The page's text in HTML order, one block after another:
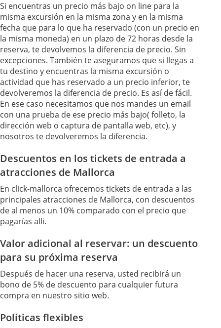
Si encuentras un precio más bajo on line para la
misma excursión en la misma zona y en la misma
fecha que para lo que ha reservado (con un precio en
la misma moneda) en un plazo de 72 horas desde la
reserva, te devolvemos la diferencia de precio. Sin
excepciones. También te aseguramos que si llegas a
tu destino y encuentras la misma excursión o
actividad que has reservado a un precio inferior, te
devolveremos la diferencia de precio. Es así de fácil.
En ese caso necesitamos que nos mandes un email
con una prueba de ese precio más bajo( folleto, la
dirección web o captura de pantalla web, etc), y
nosotros te devolveremos la diferencia.
Descuentos en los tickets de entrada a
atracciones de Mallorca
En click-mallorca ofrecemos tickets de entrada a las
principales atracciones de Mallorca, con descuentos
de al menos un 10% comparado con el precio que
pagarías alli.
Valor adicional al reservar: un descuento
para su próxima reserva
Después de hacer una reserva, usted recibirá un
bono de 5% de descuento para cualquier futura
compra en nuestro sitio web.
Políticas flexibles